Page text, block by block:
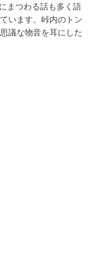
まつわる話も多く語
います。峠内のトン
議な物音を耳にした